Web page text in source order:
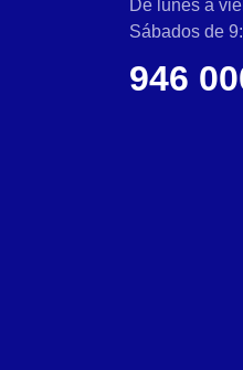
De lunes a
Sábados de
946